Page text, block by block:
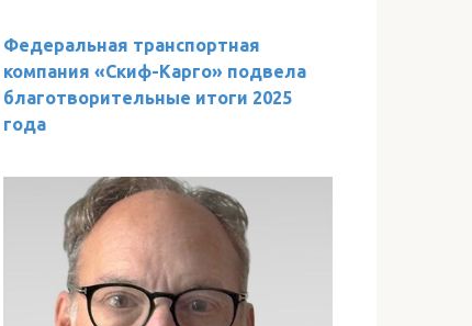
Федеральная транспортная
компания «Скиф-Карго» подвела
благотворительные итоги 2025
года